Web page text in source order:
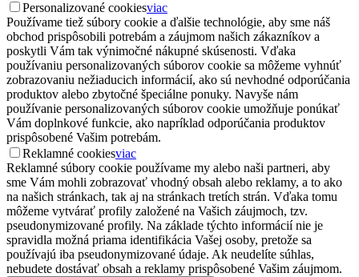
Personalizované cookiesviac
Používame tiež súbory cookie a ďalšie technológie, aby sme náš
obchod prispôsobili potrebám a záujmom našich zákazníkov a
poskytli Vám tak výnimočné nákupné skúsenosti. Vďaka
používaniu personalizovaných súborov cookie sa môžeme vyhnúť
zobrazovaniu nežiaducich informácií, ako sú nevhodné odporúčania
produktov alebo zbytočné špeciálne ponuky. Navyše nám
používanie personalizovaných súborov cookie umožňuje ponúkať
Vám doplnkové funkcie, ako napríklad odporúčania produktov
prispôsobené Vašim potrebám.
Reklamné cookiesviac
Reklamné súbory cookie používame my alebo naši partneri, aby
sme Vám mohli zobrazovať vhodný obsah alebo reklamy, a to ako
na našich stránkach, tak aj na stránkach tretích strán. Vďaka tomu
môžeme vytvárať profily založené na Vašich záujmoch, tzv.
pseudonymizované profily. Na základe týchto informácií nie je
spravidla možná priama identifikácia Vašej osoby, pretože sa
používajú iba pseudonymizované údaje. Ak neudelíte súhlas,
nebudete dostávať obsah a reklamy prispôsobené Vašim záujmom.